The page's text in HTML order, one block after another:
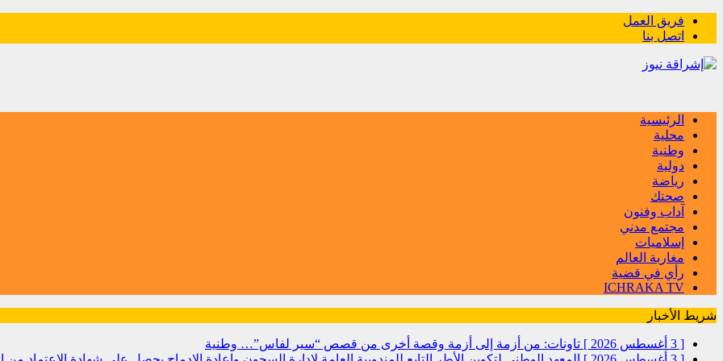
فريق العمل
اتصل بنا
الرئيسية
محلية
وطنية
دولية
رياضة
صحتك
آداب وفنون
مجتمع مدني
إسلاميات
مغاربة العالم
رأي في قضية
ICHRAKA TV
شريط الأخبار
[ 3 أغسطس 2026 ] تاونات: من أزمة إلى أزمة وقصة أخرى من قصص “سير لفاس”… وطنية